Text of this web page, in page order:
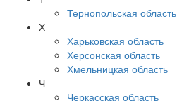
Тернопольская область
Х
Харьковская область
Херсонская область
Хмельницкая область
Ч
Черкасская область